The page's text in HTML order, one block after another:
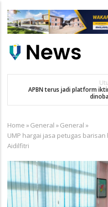
main
Main
APBN terus jadi platform
Breadcrumb
Home »General »General »
UMP hargai jasa petugas
Aidilfitri